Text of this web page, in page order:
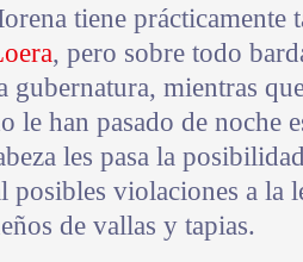
tiene prácticamente
, pero sobre todo
gubernatura, mientras
le han pasado de noche
les pasa la
posibles violaciones a la
de vallas y tapias.